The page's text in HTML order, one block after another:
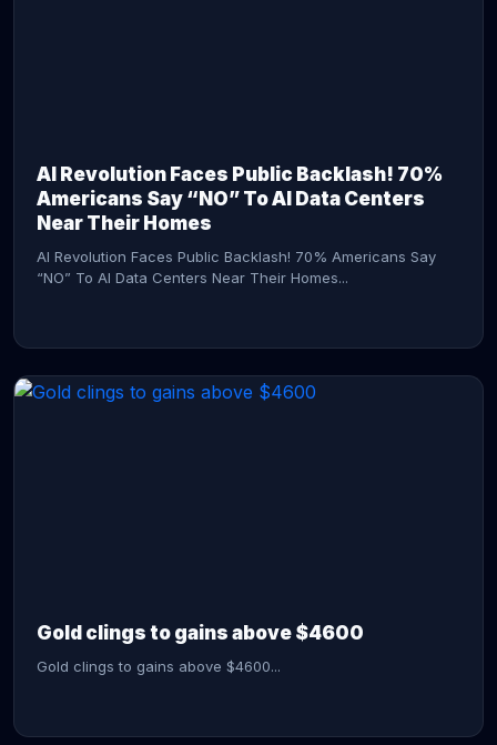
AI Revolution Faces Public Backlash! 70%
Americans Say “NO” To AI Data Centers
Near Their Homes
AI Revolution Faces Public Backlash! 70% Americans Say
“NO” To AI Data Centers Near Their Homes...
Gold clings to gains above $4600
Gold clings to gains above $4600...